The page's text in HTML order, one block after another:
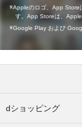
Appleのロゴ、App Store
す。App Storeは、Apple
Google Play および
dショッピング